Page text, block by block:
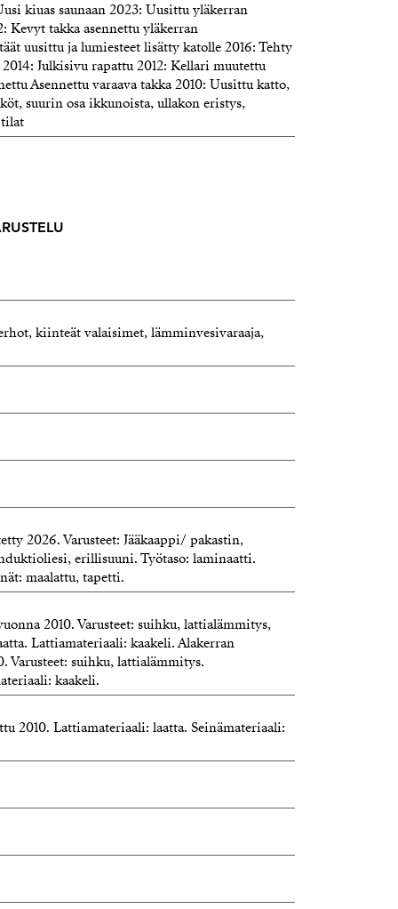
kiuas saunaan 2023: Uusittu yläkerran
Kevyt takka asennettu yläkerran
uusittu ja lumiesteet lisätty katolle 2016: Tehty
Julkisivu rapattu 2012: Kellari muutettu
Asennettu varaava takka 2010: Uusittu katto,
suurin osa ikkunoista, ullakon eristys,
kiinteät valaisimet, lämminvesivaraaja,
2026. Varusteet: Jääkaappi/ pakastin,
erillisuuni. Työtaso: laminaatti.
maalattu, tapetti.
2010. Varusteet: suihku, lattialämmitys,
Lattiamateriaali: kaakeli. Alakerran
Varusteet: suihku, lattialämmitys.
kaakeli.
2010. Lattiamateriaali: laatta. Seinämateriaali: